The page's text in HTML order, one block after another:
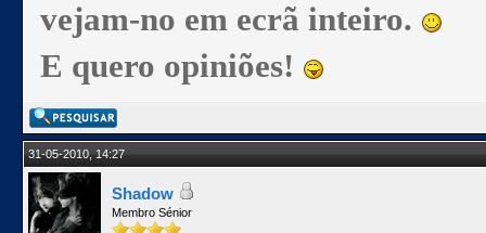
vejam-no em ecrã inteiro.
E quero opiniões!
31-05-2010, 14:27
Shadow
Membro Sénior